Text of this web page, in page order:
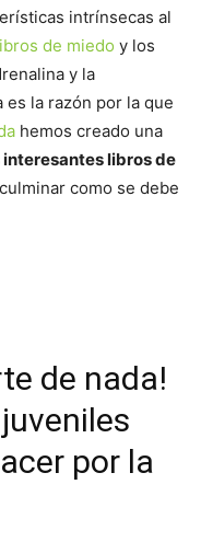
intrínsecas al
de miedo y los
y la
la razón por la que
hemos creado una
libros de
como se debe
de nada!
por la